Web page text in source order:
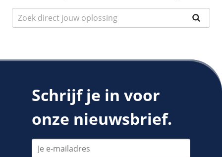
Schrijf je in voor
onze nieuwsbrief.